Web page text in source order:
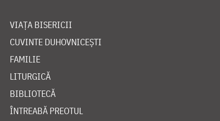
VIAȚA BISERICII
CUVINTE DUHOVNICEȘTI
FAMILIE
LITURGICĂ
BIBLIOTECĂ
ÎNTREABĂ PREOTUL